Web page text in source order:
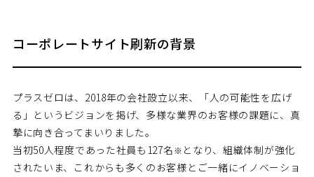
コーポレートサイト刷新の背景
プラスゼロは、2018年の会社設立以来、「人の可能性を広げ
る」というビジョンを掲げ、多様な業界のお客様の課題に、真
摯に向き合ってまいりました。
当初50人程度であった社員も127名※ となり、組織体制が強化
されたいま、これからも多くのお客様とご一緒にイノベーショ